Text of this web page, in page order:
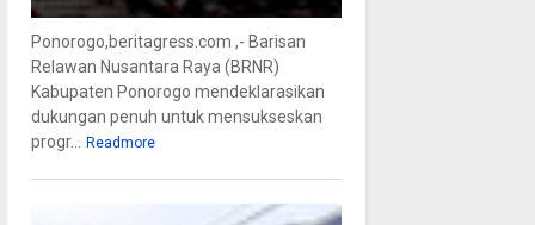
Ponorogo,beritagress.com ,- Barisan
Relawan Nusantara Raya (BRNR)
Kabupaten Ponorogo mendeklarasikan
dukungan penuh untuk mensukseskan
progr...
Readmore